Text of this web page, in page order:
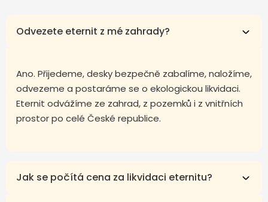
Odvezete eternit z mé zahrady?
Ano. Přijedeme, desky bezpečně zabalíme, naložíme,
odvezeme a postaráme se o ekologickou likvidaci.
Eternit odvážíme ze zahrad, z pozemků i z vnitřních
prostor po celé České republice.
Jak se počítá cena za likvidaci eternitu?